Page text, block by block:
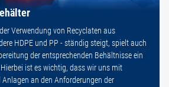
Verwendung von Recyclaten aus
HDPE und PP - ständig steigt, spielt auch
der entsprechenden Behältnisse ein
ist es wichtig, dass wir uns mit
an den Anforderungen der